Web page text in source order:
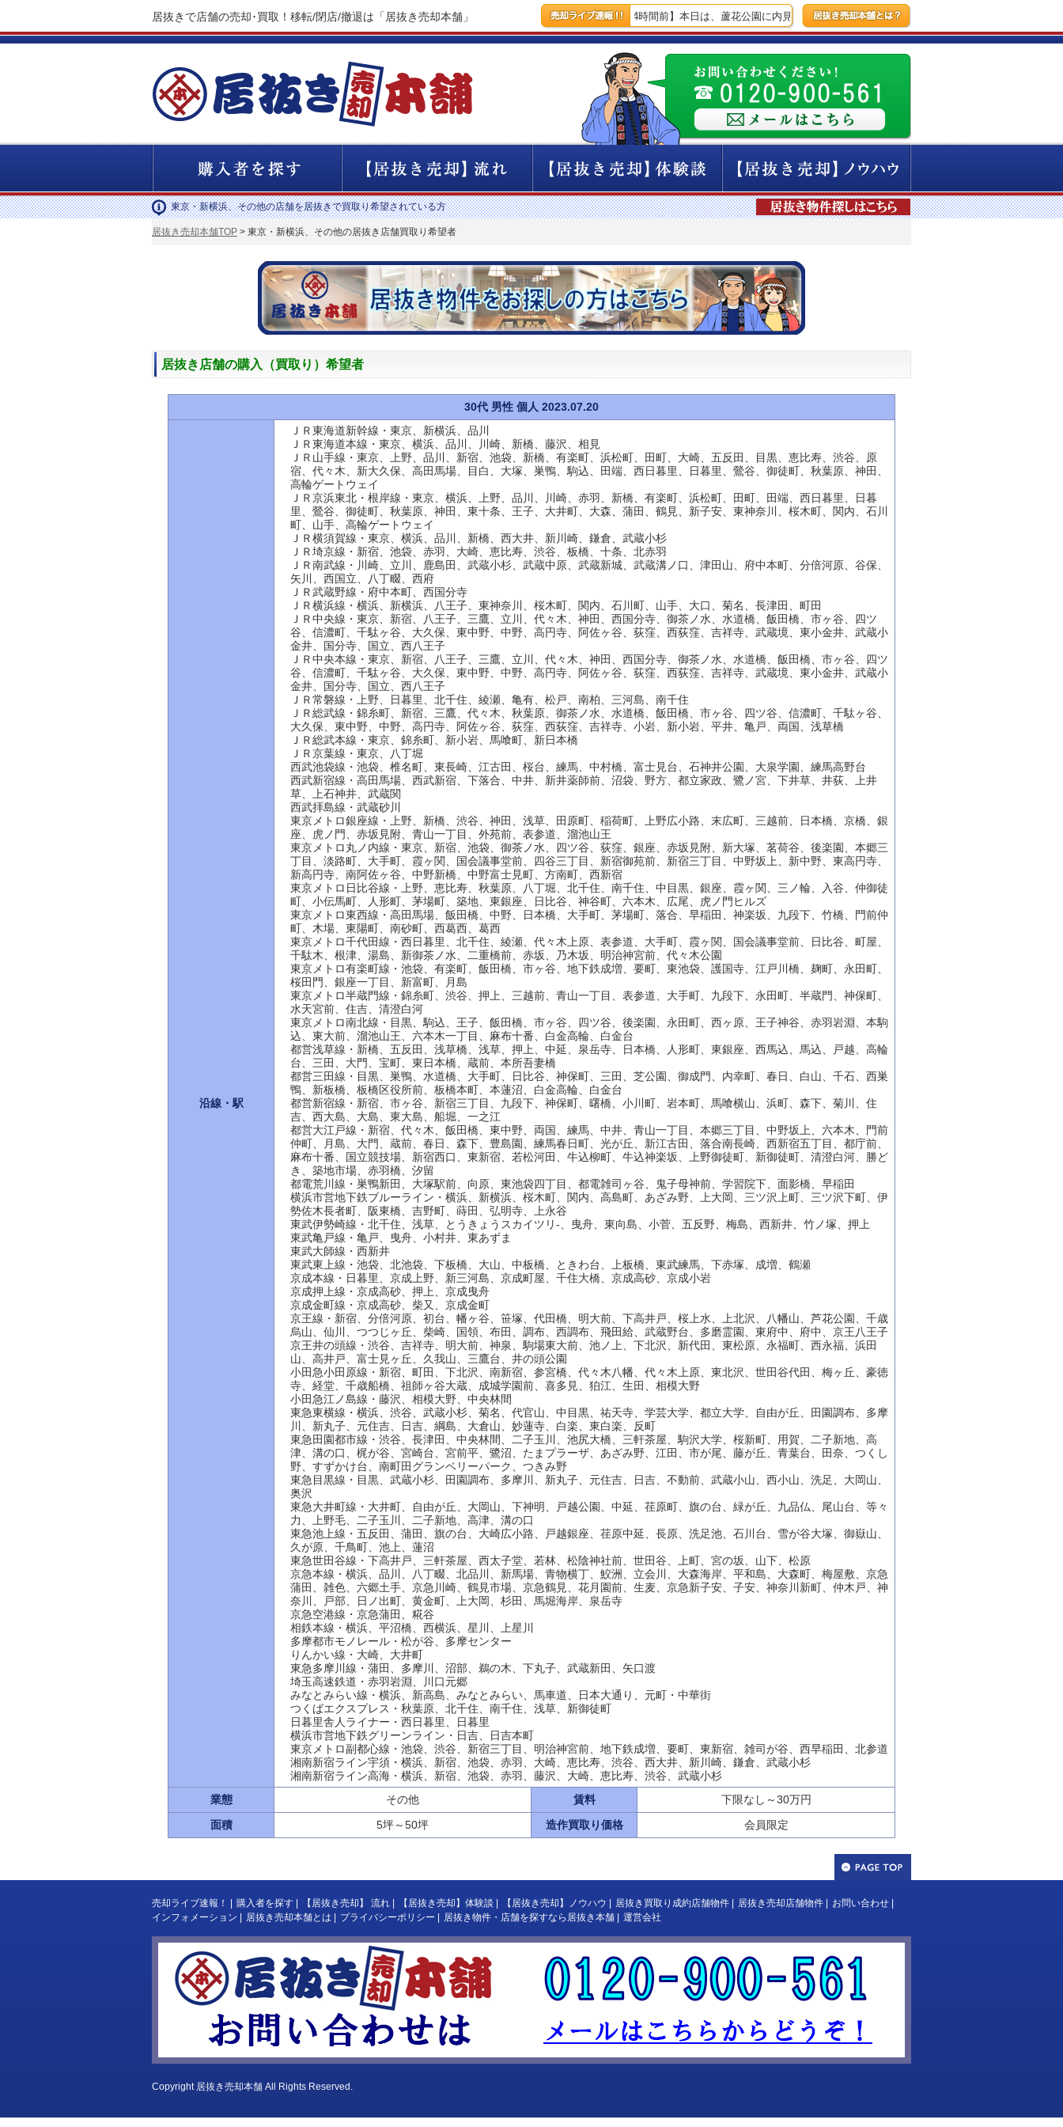
居抜きで店舗の売却･買取！移転/閉店/撤退は「居抜き売却本舗」 【14時間前】本日は、蘆花公園に内見に行ってきました！ 【14時間前】新橋にて飲食店の居抜
東京・新横浜、その他の店舗を居抜きで買取り希望されている方
居抜き売却本舗TOP > 東京・新横浜、その他の居抜き店舗買取り希望者
居抜き店舗の購入（買取り）希望者
30代 男性 個人 2023.07.20
沿線・駅
ＪＲ東海道新幹線・東京、新横浜、品川
ＪＲ東海道本線・東京、横浜、品川、川崎、新橋、藤沢、相見
ＪＲ山手線・東京、上野、品川、新宿、池袋、新橋、有楽町、浜松町、田町、大崎、五反田、目黒、恵比寿、渋谷、原
宿、代々木、新大久保、高田馬場、目白、大塚、巣鴨、駒込、田端、西日暮里、日暮里、鶯谷、御徒町、秋葉原、神田、
高輪ゲートウェイ
ＪＲ京浜東北・根岸線・東京、横浜、上野、品川、川崎、赤羽、新橋、有楽町、浜松町、田町、田端、西日暮里、日暮
里、鶯谷、御徒町、秋葉原、神田、東十条、王子、大井町、大森、蒲田、鶴見、新子安、東神奈川、桜木町、関内、石川
町、山手、高輪ゲートウェイ
ＪＲ横須賀線・東京、横浜、品川、新橋、西大井、新川崎、鎌倉、武蔵小杉
ＪＲ埼京線・新宿、池袋、赤羽、大崎、恵比寿、渋谷、板橋、十条、北赤羽
ＪＲ南武線・川崎、立川、鹿島田、武蔵小杉、武蔵中原、武蔵新城、武蔵溝ノ口、津田山、府中本町、分倍河原、谷保、
矢川、西国立、八丁畷、西府
ＪＲ武蔵野線・府中本町、西国分寺
ＪＲ横浜線・横浜、新横浜、八王子、東神奈川、桜木町、関内、石川町、山手、大口、菊名、長津田、町田
ＪＲ中央線・東京、新宿、八王子、三鷹、立川、代々木、神田、西国分寺、御茶ノ水、水道橋、飯田橋、市ヶ谷、四ツ
谷、信濃町、千駄ヶ谷、大久保、東中野、中野、高円寺、阿佐ヶ谷、荻窪、西荻窪、吉祥寺、武蔵境、東小金井、武蔵小
金井、国分寺、国立、西八王子
ＪＲ中央本線・東京、新宿、八王子、三鷹、立川、代々木、神田、西国分寺、御茶ノ水、水道橋、飯田橋、市ヶ谷、四ツ
谷、信濃町、千駄ヶ谷、大久保、東中野、中野、高円寺、阿佐ヶ谷、荻窪、西荻窪、吉祥寺、武蔵境、東小金井、武蔵小
金井、国分寺、国立、西八王子
ＪＲ常磐線・上野、日暮里、北千住、綾瀬、亀有、松戸、南柏、三河島、南千住
ＪＲ総武線・錦糸町、新宿、三鷹、代々木、秋葉原、御茶ノ水、水道橋、飯田橋、市ヶ谷、四ツ谷、信濃町、千駄ヶ谷、
大久保、東中野、中野、高円寺、阿佐ヶ谷、荻窪、西荻窪、吉祥寺、小岩、新小岩、平井、亀戸、両国、浅草橋
ＪＲ総武本線・東京、錦糸町、新小岩、馬喰町、新日本橋
ＪＲ京葉線・東京、八丁堀
西武池袋線・池袋、椎名町、東長崎、江古田、桜台、練馬、中村橋、富士見台、石神井公園、大泉学園、練馬高野台
西武新宿線・高田馬場、西武新宿、下落合、中井、新井薬師前、沼袋、野方、都立家政、鷺ノ宮、下井草、井荻、上井
草、上石神井、武蔵関
西武拝島線・武蔵砂川
東京メトロ銀座線・上野、新橋、渋谷、神田、浅草、田原町、稲荷町、上野広小路、末広町、三越前、日本橋、京橋、銀
座、虎ノ門、赤坂見附、青山一丁目、外苑前、表参道、溜池山王
東京メトロ丸ノ内線・東京、新宿、池袋、御茶ノ水、四ツ谷、荻窪、銀座、赤坂見附、新大塚、茗荷谷、後楽園、本郷三
丁目、淡路町、大手町、霞ヶ関、国会議事堂前、四谷三丁目、新宿御苑前、新宿三丁目、中野坂上、新中野、東高円寺、
新高円寺、南阿佐ヶ谷、中野新橋、中野富士見町、方南町、西新宿
東京メトロ日比谷線・上野、恵比寿、秋葉原、八丁堀、北千住、南千住、中目黒、銀座、霞ヶ関、三ノ輪、入谷、仲御徒
町、小伝馬町、人形町、茅場町、築地、東銀座、日比谷、神谷町、六本木、広尾、虎ノ門ヒルズ
東京メトロ東西線・高田馬場、飯田橋、中野、日本橋、大手町、茅場町、落合、早稲田、神楽坂、九段下、竹橋、門前仲
町、木場、東陽町、南砂町、西葛西、葛西
東京メトロ千代田線・西日暮里、北千住、綾瀬、代々木上原、表参道、大手町、霞ヶ関、国会議事堂前、日比谷、町屋、
千駄木、根津、湯島、新御茶ノ水、二重橋前、赤坂、乃木坂、明治神宮前、代々木公園
東京メトロ有楽町線・池袋、有楽町、飯田橋、市ヶ谷、地下鉄成増、要町、東池袋、護国寺、江戸川橋、麹町、永田町、
桜田門、銀座一丁目、新富町、月島
東京メトロ半蔵門線・錦糸町、渋谷、押上、三越前、青山一丁目、表参道、大手町、九段下、永田町、半蔵門、神保町、
水天宮前、住吉、清澄白河
東京メトロ南北線・目黒、駒込、王子、飯田橋、市ヶ谷、四ツ谷、後楽園、永田町、西ヶ原、王子神谷、赤羽岩淵、本駒
込、東大前、溜池山王、六本木一丁目、麻布十番、白金高輪、白金台
都営浅草線・新橋、五反田、浅草橋、浅草、押上、中延、泉岳寺、日本橋、人形町、東銀座、西馬込、馬込、戸越、高輪
台、三田、大門、宝町、東日本橋、蔵前、本所吾妻橋
都営三田線・目黒、巣鴨、水道橋、大手町、日比谷、神保町、三田、芝公園、御成門、内幸町、春日、白山、千石、西巣
鴨、新板橋、板橋区役所前、板橋本町、本蓮沼、白金高輪、白金台
都営新宿線・新宿、市ヶ谷、新宿三丁目、九段下、神保町、曙橋、小川町、岩本町、馬喰横山、浜町、森下、菊川、住
吉、西大島、大島、東大島、船堀、一之江
都営大江戸線・新宿、代々木、飯田橋、東中野、両国、練馬、中井、青山一丁目、本郷三丁目、中野坂上、六本木、門前
仲町、月島、大門、蔵前、春日、森下、豊島園、練馬春日町、光が丘、新江古田、落合南長崎、西新宿五丁目、都庁前、
麻布十番、国立競技場、新宿西口、東新宿、若松河田、牛込柳町、牛込神楽坂、上野御徒町、新御徒町、清澄白河、勝ど
き、築地市場、赤羽橋、汐留
都電荒川線・巣鴨新田、大塚駅前、向原、東池袋四丁目、都電雑司ヶ谷、鬼子母神前、学習院下、面影橋、早稲田
横浜市営地下鉄ブルーライン・横浜、新横浜、桜木町、関内、高島町、あざみ野、上大岡、三ツ沢上町、三ツ沢下町、伊
勢佐木長者町、阪東橋、吉野町、蒔田、弘明寺、上永谷
東武伊勢崎線・北千住、浅草、とうきょうスカイツリ-、曳舟、東向島、小菅、五反野、梅島、西新井、竹ノ塚、押上
東武亀戸線・亀戸、曳舟、小村井、東あずま
東武大師線・西新井
東武東上線・池袋、北池袋、下板橋、大山、中板橋、ときわ台、上板橋、東武練馬、下赤塚、成増、鶴瀬
京成本線・日暮里、京成上野、新三河島、京成町屋、千住大橋、京成高砂、京成小岩
京成押上線・京成高砂、押上、京成曳舟
京成金町線・京成高砂、柴又、京成金町
京王線・新宿、分倍河原、初台、幡ヶ谷、笹塚、代田橋、明大前、下高井戸、桜上水、上北沢、八幡山、芦花公園、千歳
烏山、仙川、つつじヶ丘、柴崎、国領、布田、調布、西調布、飛田給、武蔵野台、多磨霊園、東府中、府中、京王八王子
京王井の頭線・渋谷、吉祥寺、明大前、神泉、駒場東大前、池ノ上、下北沢、新代田、東松原、永福町、西永福、浜田
山、高井戸、富士見ヶ丘、久我山、三鷹台、井の頭公園
小田急小田原線・新宿、町田、下北沢、南新宿、参宮橋、代々木八幡、代々木上原、東北沢、世田谷代田、梅ヶ丘、豪徳
寺、経堂、千歳船橋、祖師ヶ谷大蔵、成城学園前、喜多見、狛江、生田、相模大野
小田急江ノ島線・藤沢、相模大野、中央林間
東急東横線・横浜、渋谷、武蔵小杉、菊名、代官山、中目黒、祐天寺、学芸大学、都立大学、自由が丘、田園調布、多摩
川、新丸子、元住吉、日吉、綱島、大倉山、妙蓮寺、白楽、東白楽、反町
東急田園都市線・渋谷、長津田、中央林間、二子玉川、池尻大橋、三軒茶屋、駒沢大学、桜新町、用賀、二子新地、高
津、溝の口、梶が谷、宮崎台、宮前平、鷺沼、たまプラーザ、あざみ野、江田、市が尾、藤が丘、青葉台、田奈、つくし
野、すずかけ台、南町田グランベリーパーク、つきみ野
東急目黒線・目黒、武蔵小杉、田園調布、多摩川、新丸子、元住吉、日吉、不動前、武蔵小山、西小山、洗足、大岡山、
奥沢
東急大井町線・大井町、自由が丘、大岡山、下神明、戸越公園、中延、荏原町、旗の台、緑が丘、九品仏、尾山台、等々
力、上野毛、二子玉川、二子新地、高津、溝の口
東急池上線・五反田、蒲田、旗の台、大崎広小路、戸越銀座、荏原中延、長原、洗足池、石川台、雪が谷大塚、御嶽山、
久が原、千鳥町、池上、蓮沼
東急世田谷線・下高井戸、三軒茶屋、西太子堂、若林、松陰神社前、世田谷、上町、宮の坂、山下、松原
京急本線・横浜、品川、八丁畷、北品川、新馬場、青物横丁、鮫洲、立会川、大森海岸、平和島、大森町、梅屋敷、京急
蒲田、雑色、六郷土手、京急川崎、鶴見市場、京急鶴見、花月園前、生麦、京急新子安、子安、神奈川新町、仲木戸、神
奈川、戸部、日ノ出町、黄金町、上大岡、杉田、馬堀海岸、泉岳寺
京急空港線・京急蒲田、糀谷
相鉄本線・横浜、平沼橋、西横浜、星川、上星川
多摩都市モノレール・松が谷、多摩センター
りんかい線・大崎、大井町
東急多摩川線・蒲田、多摩川、沼部、鵜の木、下丸子、武蔵新田、矢口渡
埼玉高速鉄道・赤羽岩淵、川口元郷
みなとみらい線・横浜、新高島、みなとみらい、馬車道、日本大通り、元町・中華街
つくばエクスプレス・秋葉原、北千住、南千住、浅草、新御徒町
日暮里舎人ライナー・西日暮里、日暮里
横浜市営地下鉄グリーンライン・日吉、日吉本町
東京メトロ副都心線・池袋、渋谷、新宿三丁目、明治神宮前、地下鉄成増、要町、東新宿、雑司が谷、西早稲田、北参道
湘南新宿ライン宇須・横浜、新宿、池袋、赤羽、大崎、恵比寿、渋谷、西大井、新川崎、鎌倉、武蔵小杉
湘南新宿ライン高海・横浜、新宿、池袋、赤羽、藤沢、大崎、恵比寿、渋谷、武蔵小杉
業態
その他 賃料
下限なし～30万円
面積
5坪～50坪 造作買取り価格 会員限定
売却ライブ速報！ 購入者を探す 【居抜き売却】 流れ 【居抜き売却】体験談 【居抜き売却】ノウハウ 居抜き買取り成約店舗物件 居抜き売却店舗物件 お問い合わせ
インフォメーション
居抜き売却本舗とは プライバシーポリシー 居抜き物件・店舗を探すなら居抜き本舗 運営会社
Copyright 居抜き売却本舗 All Rights Reserved.